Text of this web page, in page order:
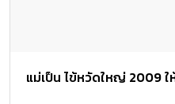
แม่เป็น ไข้หวัดใหญ่ 2009 ใ